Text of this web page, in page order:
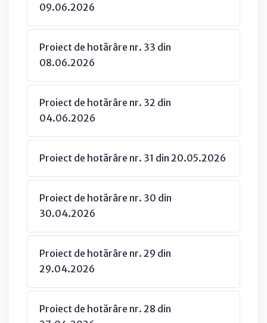
09.06.2026
Proiect de hotărâre nr. 33 din
08.06.2026
Proiect de hotărâre nr. 32 din
04.06.2026
Proiect de hotărâre nr. 31 din 20.05.2026
Proiect de hotărâre nr. 30 din
30.04.2026
Proiect de hotărâre nr. 29 din
29.04.2026
Proiect de hotărâre nr. 28 din